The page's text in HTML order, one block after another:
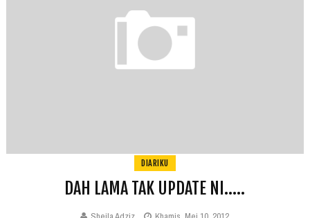
DIARIKU
DAH LAMA TAK UPDATE NI.....